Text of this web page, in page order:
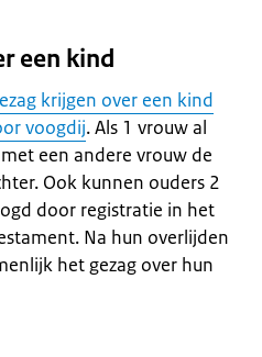
een kind
krijgen over een kind
voogdij. Als 1 vrouw al
een andere vrouw de
Ook kunnen ouders 2
door registratie in het
Na hun overlijden
het gezag over hun